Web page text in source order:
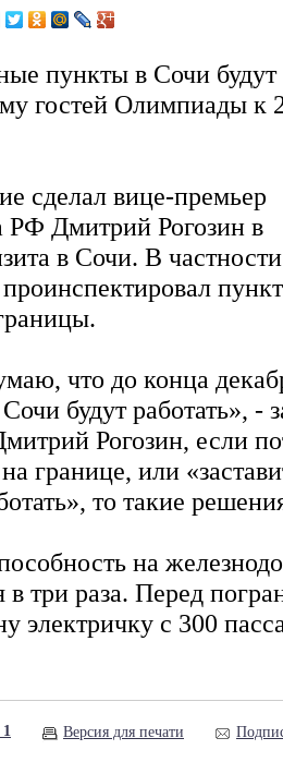
пункты в Сочи будут
гостей Олимпиады к
сделал вице-премьер
РФ Дмитрий Рогозин в
в Сочи. В частности
что до конца
будут работать», -
Рогозин, если
границе, или
то такие
на
в три раза. Перед
электричку с 300
1 Версия для печати